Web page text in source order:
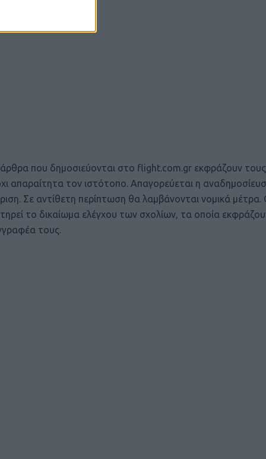
που δημοσιεύονται στο flight.com.gr εκφράζουν
απαραίτητα τον ιστότοπο. Απαγορεύεται η
Σε αντίθετη περίπτωση θα λαμβάνονται νομικά
το δικαίωμα ελέγχου των σχολίων, τα οποία
τους.